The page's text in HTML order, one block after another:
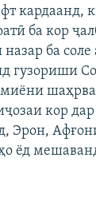
кардаанд,
ба кор
ба
гузориши
кор
Эрон,
ёд